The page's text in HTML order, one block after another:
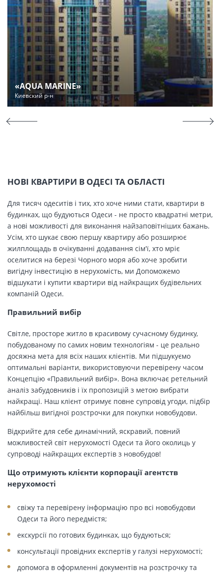
«AQUA MARINE»
Киевский р-н
НОВІ КВАРТИРИ В ОДЕСІ ТА ОБЛАСТІ
Для тисяч одеситів і тих, хто хоче ними стати, квартири в
будинках, що будуються Одеси - не просто квадратні метри,
а нові можливості для виконання найзаповітніших бажань.
Усім, хто шукає свою першу квартиру або розширює
жилплощадь в очікуванні додавання сім'ї, хто мріє
оселитися на березі Чорного моря або хоче зробити
вигідну інвестицію в нерухомість, ми Допоможемо
відшукати і купити квартири від найкращих будівельних
компаній Одеси.
Правильний вибір
Світле, просторе житло в красивому сучасному будинку,
побудованому по самих новим технологіям - це реально
досяжна мета для всіх наших клієнтів. Ми підшукуємо
оптимальні варіанти, використовуючи перевірену часом
Концепцію «Правильний вибір». Вона включає ретельний
аналіз забудовників і їх пропозицій з метою вибрати
найкращі. Наш клієнт отримує повне супровід угоди, підбір
найбільш вигідної розстрочки для покупки новобудови.
Відкрийте для себе динамічний, яскравий, повний
можливостей світ нерухомості Одеси та його околиць у
супроводі найкращих експертів з новобудов!
Що отримують клієнти корпорації агентств
нерухомості
свіжу та перевірену інформацію про всі новобудови
Одеси та його передмістя;
екскурсії по готових будинках, що будуються;
консультації провідних експертів у галузі нерухомості;
допомога в оформленні документів на розстрочку та